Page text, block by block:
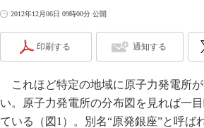
2012年12月06日 09時00分 公開
印刷する 通知する
これほど特定の地域に原子力発電所
い。原子力発電所の分布図を見れば一
ている（図1）。別名“原発銀座”と呼ば